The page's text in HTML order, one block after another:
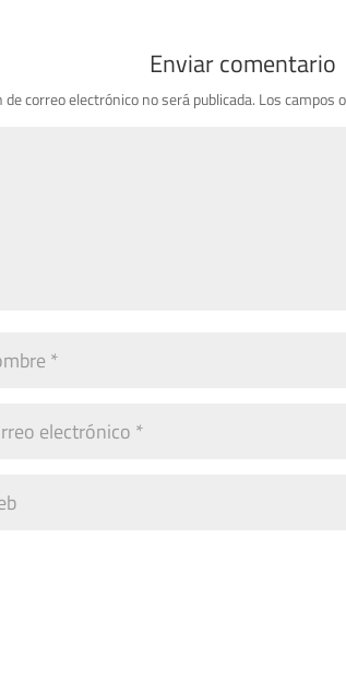
Enviar comentario
de correo electrónico no será publicada. Los campos